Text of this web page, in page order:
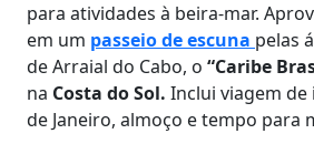
para atividades à beira-mar.
em um passeio de escuna pelas
de Arraial do Cabo, o “Caribe
na Costa do Sol. Inclui viagem de
de Janeiro, almoço e tempo para